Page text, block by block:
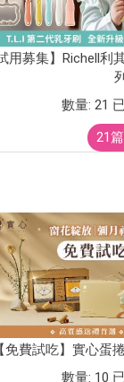
試用募集】Richell利
列
數量: 21
21
【免費試吃】實心蛋
數量: 10